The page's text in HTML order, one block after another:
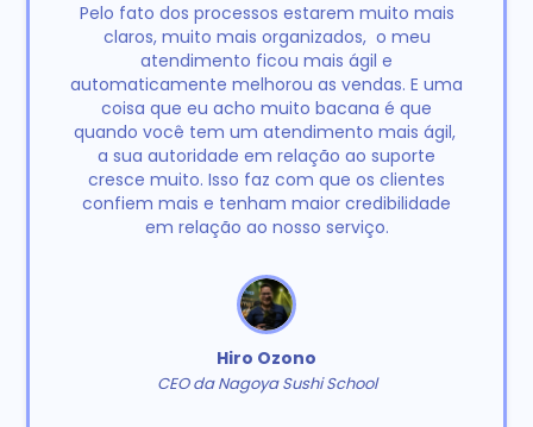
Pelo fato dos processos estarem muito mais
claros, muito mais organizados, o meu
atendimento ficou mais ágil e
automaticamente melhorou as vendas. E uma
coisa que eu acho muito bacana é que
quando você tem um atendimento mais ágil,
a sua autoridade em relação ao suporte
cresce muito. Isso faz com que os clientes
confiem mais e tenham maior credibilidade
em relação ao nosso serviço.
Hiro Ozono
CEO da Nagoya Sushi School